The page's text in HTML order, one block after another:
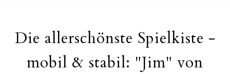
Die allerschönste Spielkiste -
mobil & stabil: "Jim" von